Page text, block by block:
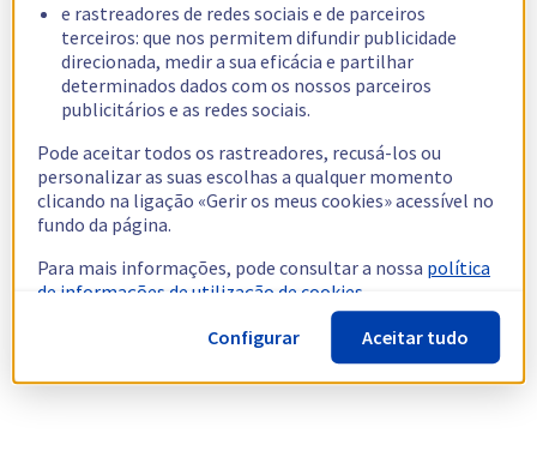
e rastreadores de redes sociais e de parceiros
terceiros: que nos permitem difundir publicidade
direcionada, medir a sua eficácia e partilhar
determinados dados com os nossos parceiros
publicitários e as redes sociais.
Pode aceitar todos os rastreadores, recusá-los ou
personalizar as suas escolhas a qualquer momento
clicando na ligação «Gerir os meus cookies» acessível no
fundo da página.
Para mais informações, pode consultar a nossa política
de informações de utilização de cookies.
Configurar
Aceitar tudo